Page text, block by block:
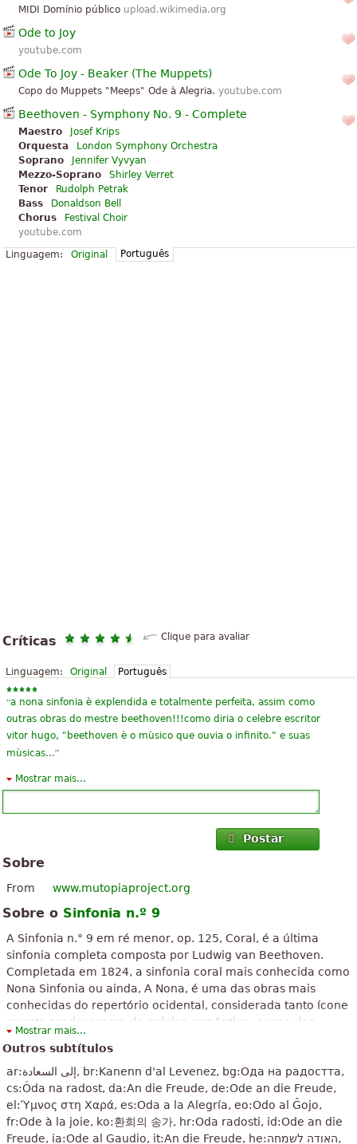
MIDI Domínio público upload.wikimedia.org
Ode to Joy
youtube.com
Ode To Joy - Beaker (The Muppets)
Copo do Muppets "Meeps" Ode à Alegria. youtube.com
Beethoven - Symphony No. 9 - Complete
Maestro
Josef Krips
Orquesta
London Symphony Orchestra
Soprano
Jennifer Vyvyan
Mezzo-Soprano
Shirley Verret
Tenor
Rudolph Petrak
Bass
Donaldson Bell
Chorus
Festival Choir
youtube.com
Linguagem:
Original Português
Críticas Clique para avaliar
Linguagem: Original Português
“a nona sinfonia è explendida e totalmente perfeita, assim como
outras obras do mestre beethoven!!!como diria o celebre escritor
vitor hugo, "beethoven è o mùsico que ouvia o infinito." e suas
mùsicas...”
“ Perfeita! Uma música feita enquanto Beethoven estava
“Magnífica, evoca sentimentos insondáveis e inexprimíveis, uma
alegria que só pode ser entendida pela elevação da alma aos
“Um ótimo site com um clássico que eu só achei aqui
estão de parabéns os programadores (ou web designers) que
fizeram esse site
continuem assim ”
“ O que eu penso? Ela é uma música que sempre que eu estou
triste, cabisbaixa, querendo ouvir músicas, ela é uma das
primeiras que me vem á cabeça
“Onde posso encontrar as notas de música de violino ode radsti
ler uma nota como esta para fazer re mi Do Re Mi la la si DO si DO
si Do Re Mi Do Re Mi DO la la si DO si si si si la la la si Do Re Mi
fa...”
Mostrar mais...
Postar
Sobre
From www.mutopiaproject.org
Sobre o Sinfonia n.º 9
A Sinfonia n.° 9 em ré menor, op. 125, Coral, é a última
sinfonia completa composta por Ludwig van Beethoven.
Completada em 1824, a sinfonia coral mais conhecida como
Nona Sinfonia ou ainda, A Nona, é uma das obras mais
conhecidas do repertório ocidental, considerada tanto ícone
quanto predecessora da música romântica, e uma das
grandes obras-primas de Beethoven.
O texto acima está disponível sob licença de Creative Commons
Attribution-ShareAlike. Faz uso de material contido em artigo do
Wikipedia "Sinfonia n.º 9 (Beethoven)".
Mostrar mais...
Outros subtítulos
ar:إلى السعادة, br:Kanenn d'al Levenez, bg:Ода на радостта,
cs:Óda na radost, da:An die Freude, de:Ode an die Freude,
el:Ύμνος στη Χαρά, es:Oda a la Alegría, eo:Odo al Ĝojo,
fr:Ode à la joie, ko:환희의 송가, hr:Oda radosti, id:Ode an die
Freude, ia:Ode al Gaudio, it:An die Freude, he:האודה לשמחה,